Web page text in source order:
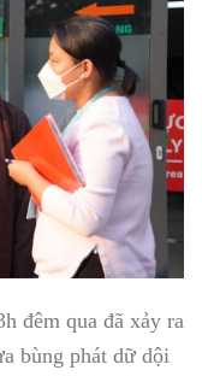
đêm qua đã xảy ra
bùng phát dữ dội